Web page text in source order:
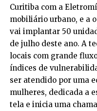
Curitiba com a
mobiliário urbano, e a
vai implantar 50
de julho deste ano. A
locais com grande
índices de
ser atendido por uma
mulheres, dedicada a
tela e inicia uma